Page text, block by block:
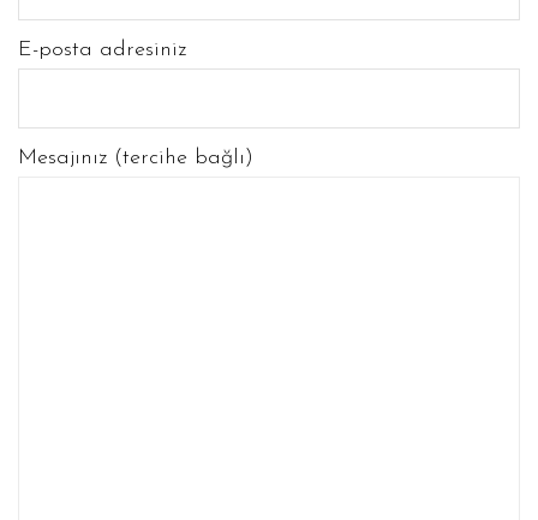
E-posta adresiniz
Mesajınız (tercihe bağlı)